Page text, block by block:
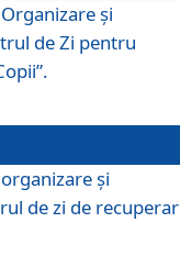
și
de Zi pentru
şi
de zi de